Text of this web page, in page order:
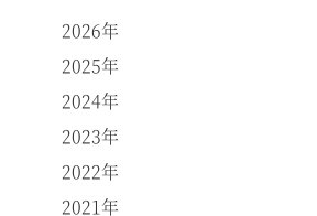
2026年
2025年
2024年
2023年
2022年
2021年